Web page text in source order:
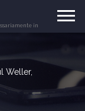
in
Weller,